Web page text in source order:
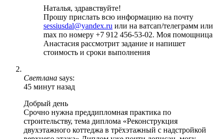
Наталья, здравствуйте!
Прошу прислать всю информацию на почту
sessiusdal@yandex.ru или на ватсап/телеграмм или
max по номеру +7 912 456-53-02. Моя помощница
Анастасия рассмотрит задание и напишет
стоимость и сроки выполнения
Светлана says:
45 минут назад
Добрый день
Срочно нужна преддипломная практика по
строительству, тема диплома «Реконструкция
двухэтажного коттеджа в трёхэтажный с надстройкой